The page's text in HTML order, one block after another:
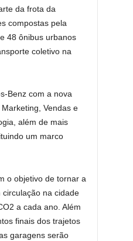
da frota da
compostas pela
48 ônibus urbanos
coletivo na
Benz com a nova
Vendas e
além de mais
um marco
o objetivo de tornar a
na cidade
a cada ano. Além
finais dos trajetos
garagens serão